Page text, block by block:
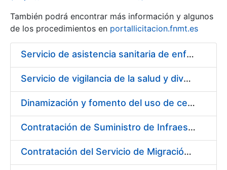
Erakutsi/Ezkutatu
También podrá encontrar más información y algunos
de los procedimientos en portallicitacion.fnmt.es
Servicio de asistencia sanitaria de enfermería de urgencias en la Fábrica Nacional de Moneda y Timbre - Real Casa de la Moneda
Servicio de vigilancia de la salud y diversas actividades preventivas en la Fábrica de Papel de Burgos y actividades sanitarias en el centro de trabajo de Madrid de la Fábrica Nacional de Moneda y Timbre - Real Casa de la Moneda
Dinamización y fomento del uso de certificados CERES en Redes Sociales
Contratación de Suministro de Infraestructura para entorno de Preservación de Datos
Contratación del Servicio de Migración del Sistema ACSFE a Opentext